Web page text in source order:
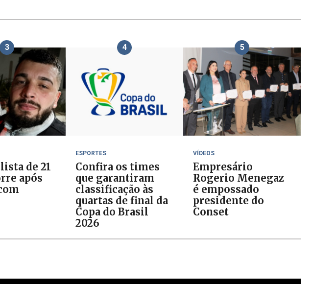
3
de 21
após
4
ESPORTES
Confira os times
que garantiram
classificação às
quartas de final da
Copa do Brasil
2026
5
VÍDEOS
Empresário
Rogerio Menegaz
é empossado
presidente do
Conset